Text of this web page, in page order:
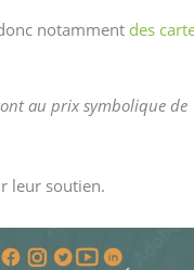
notamment des
au prix symbolique de
leur soutien.